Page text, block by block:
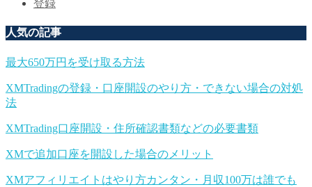
登録
人気の記事
最大650万円を受け取る方法
XMTradingの登録・口座開設のやり方・できない場合の対処
法
XMTrading口座開設・住所確認書類などの必要書類
XMで追加口座を開設した場合のメリット
XMアフィリエイトはやり方カンタン・月収100万は誰でも